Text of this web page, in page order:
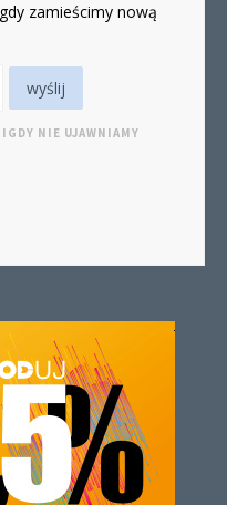
zamieścimy nową
NIE UJAWNIAMY